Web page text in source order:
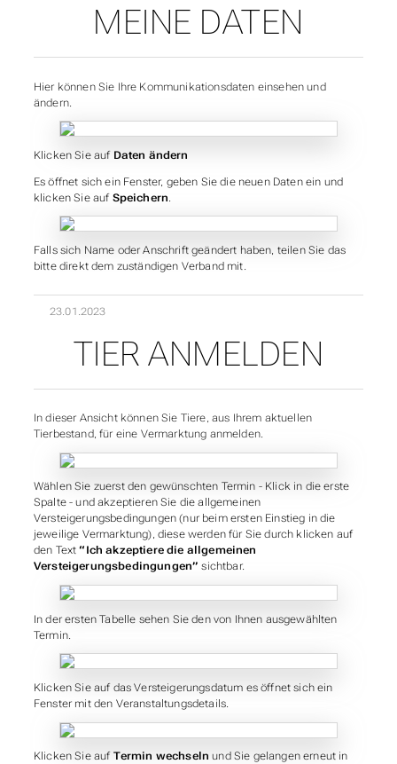
MEINE DATEN
Hier können Sie Ihre Kommunikationsdaten einsehen und
ändern.
Klicken Sie auf Daten ändern
Es öffnet sich ein Fenster, geben Sie die neuen Daten ein und
klicken Sie auf Speichern
Falls sich Name oder Anschrift geändert haben, teilen Sie das
bitte direkt dem zuständigen Verband mit.
23.01.2023
TIER ANMELDEN
In dieser Ansicht können Sie Tiere, aus Ihrem aktuellen
Tierbestand, für eine Vermarktung anmelden.
Wählen Sie zuerst den gewünschten Termin - Klick in die erste
Spalte - und akzeptieren Sie die allgemeinen
Versteigerungsbedingungen (nur beim ersten Einstieg in die
jeweilige Vermarktung), diese werden für Sie durch klicken auf
den Text“Ich akzeptiere die allgemeinen
Versteigerungsbedingungen” sichtbar.
In der ersten Tabelle sehen Sie den von Ihnen ausgewählten
Termin.
Klicken Sie auf das Versteigerungsdatum es öffnet sich ein
Fenster mit den Veranstaltungsdetails.
Klicken Sie auf Termin wechseln und Sie gelangen erneut in